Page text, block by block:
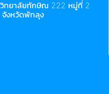
วิทยาลัยทักษิณ 222 หมู่ที่ 2
จังหวัดพัทลุง